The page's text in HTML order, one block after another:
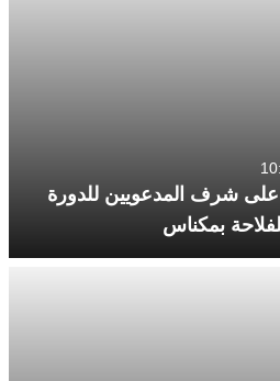
على شرف المدعويين للدورة